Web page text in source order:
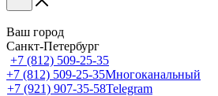
Ваш город
Санкт-Петербург
+7 (812) 509-25-35
+7 (812) 509-25-35Многоканальный
+7 (921) 907-35-58Telegram